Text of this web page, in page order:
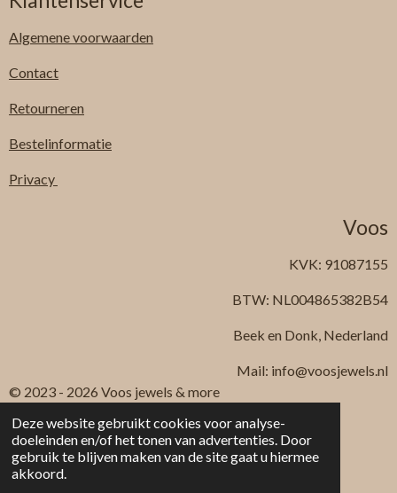
Deze website gebruikt cookies voor analyse-
doeleinden en/of het tonen van advertenties. Door
gebruik te blijven maken van de site gaat u hiermee
akkoord.
Algemenevoorwaarden
Contact
Retourneren
Bestelinformatie
Privacy
Voos
KVK: 91087155
BTW: NL004865382B54
Beek en Donk, Nederland
Mail: info@voosjewels.nl
© 2023 - 2026 Voos jewels & more